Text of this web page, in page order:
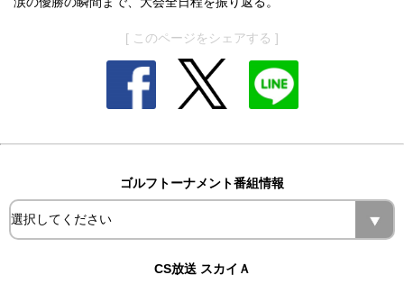
[ このページをシェアする ]
ゴルフトーナメント番組情報
CS放送 スカイＡ